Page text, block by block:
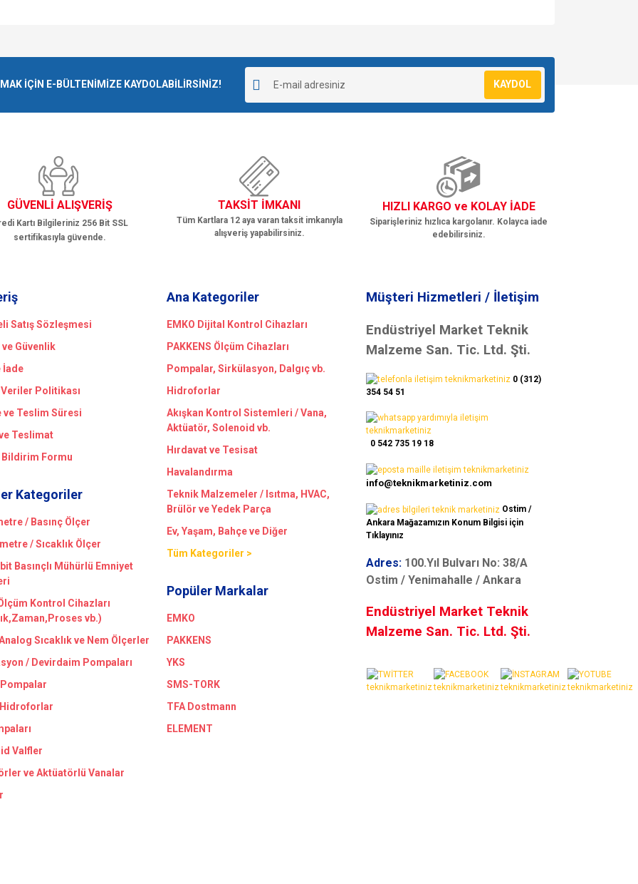
İÇİN E-BÜLTENİMİZE KAYDOLABİLİRSİNİZ! KAYDOL
GÜVENLİ ALIŞVERİŞ
Kartı Bilgileriniz 256 Bit SSL
sertifikasıyla güvende.
TAKSİT İMKANI
Tüm Kartlara 12 aya varan taksit imkanıyla
alışveriş yapabilirsiniz.
HIZLI KARGO ve KOLAY İADE
Siparişleriniz hızlıca kargolanır. Kolayca iade
edebilirsiniz.
Satış Sözleşmesi
Güvenlik
İade
Politikası
ve Teslim Süresi
Teslimat
Bildirim Formu
Kategoriler
/ Basınç Ölçer
/ Sıcaklık Ölçer
Basınçlı Mühürlü Emniyet
Kontrol Cihazları
vb.)
Sıcaklık ve Nem Ölçerler
/ Devirdaim Pompaları
Pompalar
Hidroforlar
Valfler
ve Aktüatörlü Vanalar
Ana Kategoriler
EMKO Dijital Kontrol Cihazları
PAKKENS Ölçüm Cihazları
Pompalar, Sirkülasyon, Dalgıç vb.
Hidroforlar
Akışkan Kontrol Sistemleri / Vana,
Aktüatör, Solenoid vb.
Hırdavat ve Tesisat
Havalandırma
Teknik Malzemeler / Isıtma, HVAC,
Brülör ve Yedek Parça
Ev, Yaşam, Bahçe ve Diğer
Tüm Kategoriler >
Popüler Markalar
EMKO
PAKKENS
YKS
SMS-TORK
TFA Dostmann
ELEMENT
Müşteri Hizmetleri / İletişim
Endüstriyel Market Teknik
Malzeme San. Tic. Ltd. Şti.
0 (312)
354 54 51
0 542 735 19 18
info@teknikmarketiniz.com
Ostim /
Ankara Mağazamızın Konum Bilgisi için
Tıklayınız
Adres: 100.Yıl Bulvarı No: 38/A
Ostim / Yenimahalle / Ankara
Endüstriyel Market Teknik
Malzeme San. Tic. Ltd. Şti.